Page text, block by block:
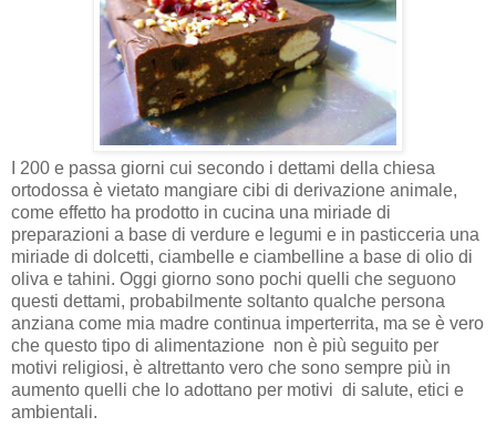
I 200 e passa giorni cui secondo i dettami della chiesa
ortodossa è vietato mangiare cibi di derivazione animale,
come effetto ha prodotto in cucina una miriade di
preparazioni a base di verdure e legumi e in pasticceria una
miriade di dolcetti, ciambelle e ciambelline a base di olio di
oliva e tahini. Oggi giorno sono pochi quelli che seguono
questi dettami, probabilmente soltanto qualche persona
anziana come mia madre continua imperterrita, ma se è vero
che questo tipo di alimentazione non è più seguito per
motivi religiosi, è altrettanto vero che sono sempre più in
aumento quelli che lo adottano per motivi di salute, etici e
ambientali.